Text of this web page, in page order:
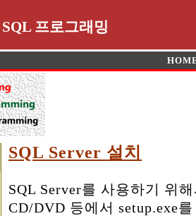
프로그래밍
SQL Server 설치
SQL Server를 사용하기 위
CD/DVD 등에서 setup.exe